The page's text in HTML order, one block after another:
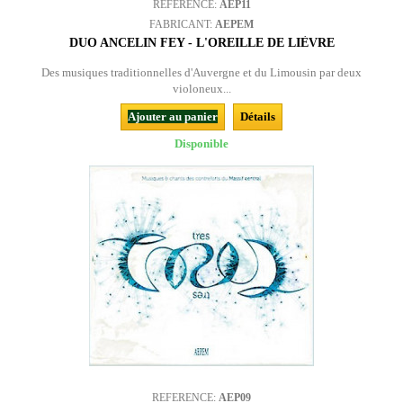
REFERENCE: AEP11
FABRICANT: AEPEM
DUO ANCELIN FEY - L'OREILLE DE LIÈVRE
Des musiques traditionnelles d'Auvergne et du Limousin par deux
violoneux...
Ajouter au panier
Détails
Disponible
REFERENCE: AEP09